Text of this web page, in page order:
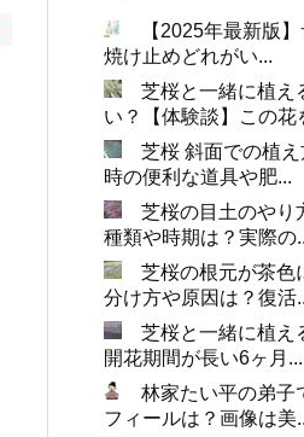
【2025年最新版
焼け止めどれがい...
芝桜と一緒に植え
い？【体験談】この花
芝桜 斜面での植
時の便利な道具や肥...
芝桜の目土のやり
種類や時期は？実際の
芝桜の根元が茶色
分け方や原因は？復活
芝桜と一緒に植え
開花期間が長い6ヶ月...
林家たい平の弟子
フィールは？画像は美